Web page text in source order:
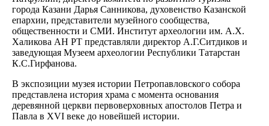
города Казани Дарья Санникова, духовенство Казанской
епархии, представители музейного сообщества,
общественности и СМИ. Институт археологии им. А.Х.
Халикова АН РТ представляли директор А.Г.Ситдиков и
заведующая Музеем археологии Республики Татарстан
К.С.Гирфанова.
В экспозиции музея истории Петропавловского собора
представлена история храма с момента основания
деревянной церкви первоверховных апостолов Петра и
Павла в XVI веке до новейшей истории.